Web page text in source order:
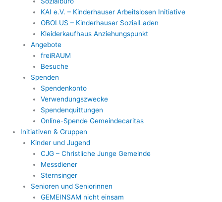
KAI e.V. – Kinderhauser Arbeitslosen Initiative
OBOLUS – Kinderhauser SozialLaden
Kleiderkaufhaus Anziehungspunkt
Angebote
freiRAUM
Besuche
Spenden
Spendenkonto
Verwendungszwecke
Spendenquittungen
Online-Spende Gemeindecaritas
Initiativen & Gruppen
Kinder und Jugend
CJG – Christliche Junge Gemeinde
Messdiener
Sternsinger
Senioren und Seniorinnen
GEMEINSAM nicht einsam